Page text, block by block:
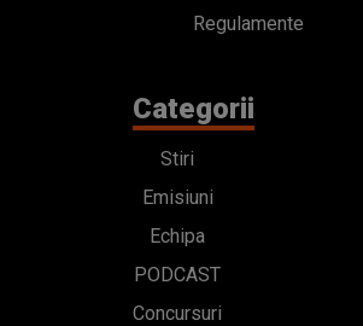
Regulamente
Categorii
Stiri
Emisiuni
Echipa
PODCAST
Concursuri